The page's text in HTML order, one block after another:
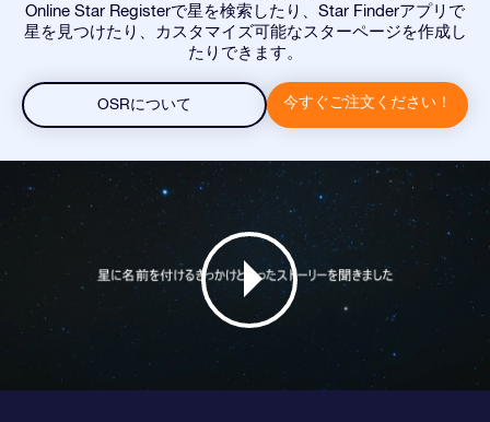
Online Star Registerで星を検索したり、Star Finderアプリで
星を見つけたり、カスタマイズ可能なスターページを作成し
たりできます。
OSRについて 今すぐご注文ください！